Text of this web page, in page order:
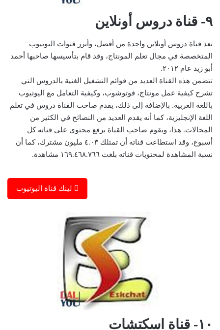
٩- قناة دروس أونلاين
تعد قناة دروس أونلاين واحدة من أفضل، وأبرز قنوات اليوتيوب
المتخصصة في مجال تعلم المونتاج، وقد قام بتأسيسها صاحبها أحمد
أبو زيد عام ٢٠١٢.
تتضمن هذه القناة العديد من قوائم التشغيل الغنية بالدروس التي
تشرح كيفية عمل مونتاج، فوتوشوب، وكيفية التعامل مع اليوتيوب
باللغة العربية. بالإضافة إلى ذلك، يقدم صاحب القناة دروس في تعلم
اللغة الإنجليزية، كما أنه يقدم العديد من النصائح في الكثير من
المجالات. هذا، ويقوم صاحب القناة برفع محتوى على قناته كل
أسبوع، وقد استطاعت قناته أن تمتلك ٤.٠٣ مليون مشترك، كما أن
نسبة المشاهدة لمحتويات قناته بلغت ١٦٩.٤٦٨.٧٦٦ مشاهدة.
لينك قناة اليوتيوب
١٠- قناة اسكتشات